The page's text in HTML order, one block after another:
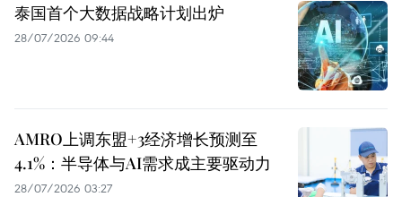
泰国首个大数据战略计划出炉
28/07/2026 09:44
AMRO上调东盟+3经济增长预测至
4.1%：半导体与AI需求成主要驱动力
28/07/2026 03:27